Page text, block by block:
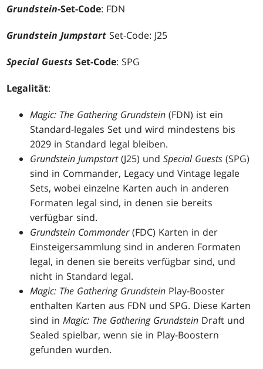
Grundstein-Set-Code: FDN
Grundstein Jumpstart Set-Code: J25
Special Guests Set-Code: SPG
Legalität:
Magic: The Gathering Grundstein (FDN) ist ein
Standard-legales Set und wird mindestens bis
2029 in Standard legal bleiben.
Grundstein Jumpstart(J25) undSpecial Guests (SPG)
sind in Commander, Legacy und Vintage legale
Sets, wobei einzelne Karten auch in anderen
Formaten legal sind, in denen sie bereits
verfügbar sind.
Grundstein Commander(FDC) Karten in der
Einsteigersammlung sind in anderen Formaten
legal, in denen sie bereits verfügbar sind, und
nicht in Standard legal.
Magic: The Gathering Grundstein Play-Booster
enthalten Karten aus FDN und SPG. Diese Karten
sind inMagic: The Gathering Grundstein Draft und
Sealed spielbar, wenn sie in Play-Boostern
gefunden wurden.